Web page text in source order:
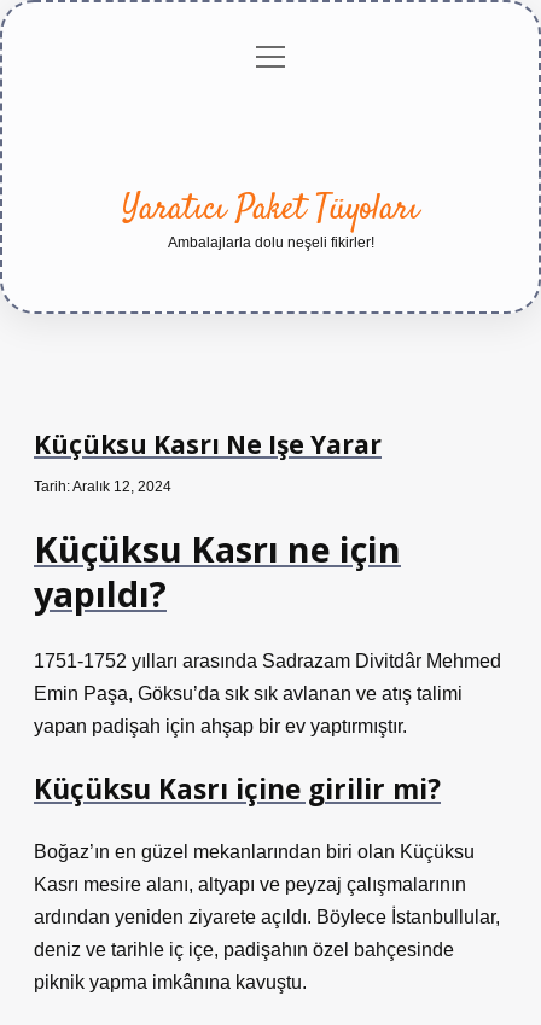
Gizlilikmenüyü
Yaratıcı Paket Tüyoları
Ambalajlarla dolu neşeli fikirler!
Küçüksu Kasrı Ne Işe Yarar
Tarih: Aralık 12, 2024
Küçüksu Kasrı ne için
yapıldı?
1751-1752 yılları arasında Sadrazam Divitdâr Mehmed
Emin Paşa, Göksu’da sık sık avlanan ve atış talimi
yapan padişah için ahşap bir ev yaptırmıştır.
Küçüksu Kasrı içine girilir mi?
Boğaz’ın en güzel mekanlarından biri olan Küçüksu
Kasrı mesire alanı, altyapı ve peyzaj çalışmalarının
ardından yeniden ziyarete açıldı. Böylece İstanbullular,
deniz ve tarihle iç içe, padişahın özel bahçesinde
piknik yapma imkânına kavuştu.